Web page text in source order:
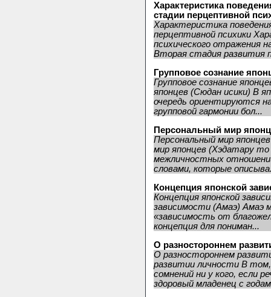
Характеристика
стадии перцептивной
Характеристика
перцептивной психики
психического отражения
Вторая стадия развития
Групповое сознание
Групповое сознание
японцев (Сюдан исики) В
очередь ориентируются
групповой гармонии бол...
Персональный мир
Персональный мир
мир японцев (Хэдатару то
межличностных
словами, которые
Концепция японской
Концепция японской
зависимости (Амаэ) Амаэ
«зависимость от
концепция для пониман...
О разностороннем
О разностороннем
развитии личности В
сомнений ни у кого, если
здоровый младенец с